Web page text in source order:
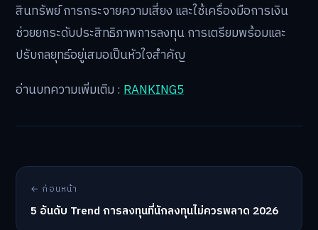
สินทรัพย์ การกระจายความเสี่ยง และใช้เครื่องมือการเงิน
ช่วยยกระดับประสิทธิภาพการลงทุน การเตรียมพร้อมและ
ปรับกลยุทธ์อยู่เสมอเป็นหัวใจสำคัญ
อ่านบทความเพิ่มเติม : RANKING5
← ก่อนหน้า
5 อันดับ Trend การลงทุนที่นักลงทุนไม่ควรพลาด 2026